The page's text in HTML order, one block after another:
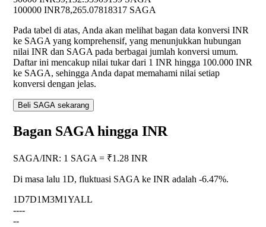
100000 INR78,265.07818317 SAGA
Pada tabel di atas, Anda akan melihat bagan data konversi INR
ke SAGA yang komprehensif, yang menunjukkan hubungan
nilai INR dan SAGA pada berbagai jumlah konversi umum.
Daftar ini mencakup nilai tukar dari 1 INR hingga 100.000 INR
ke SAGA, sehingga Anda dapat memahami nilai setiap
konversi dengan jelas.
Beli SAGA sekarang
Bagan SAGA hingga INR
SAGA/INR: 1 SAGA = ₹1.28 INR
Di masa lalu 1D, fluktuasi SAGA ke INR adalah -6.47%.
1D7D1M3M1YALL
----
--